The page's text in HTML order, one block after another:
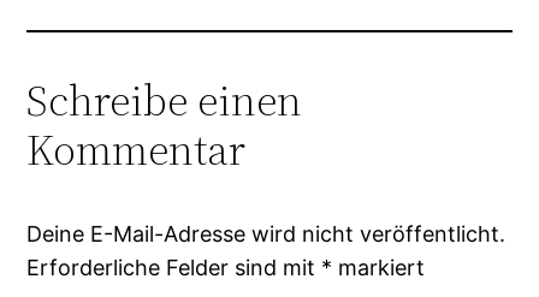
Schreibe einen
Kommentar
Deine E-Mail-Adresse wird nicht veröffentlicht.
Erforderliche Felder sind mit * markiert